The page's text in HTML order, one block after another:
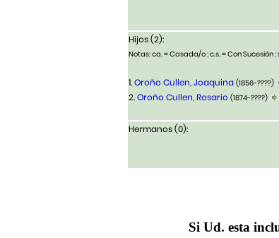
Hijos (2):
Notas: ca. = Casada/o ; c.s. = Con Sucesión ;
1.Oroño Cullen, Joaquina (1856-????)
2.Oroño Cullen, Rosario (1874-????)
Hermanos (0):
Si Ud. esta